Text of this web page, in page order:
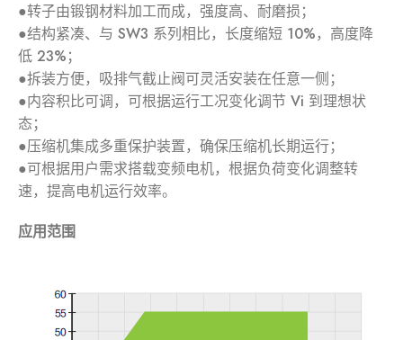
●转子由锻钢材料加工而成，强度高、耐磨损；
●结构紧凑、与 SW3 系列相比，长度缩短 10%，高度降
低 23%；
●拆装方便，吸排气截止阀可灵活安装在任意一侧；
●内容积比可调，可根据运行工况变化调节 Vi 到理想状
态；
●压缩机集成多重保护装置，确保压缩机长期运行；
●可根据用户需求搭载变频电机，根据负荷变化调整转
速，提高电机运行效率。
应用范围